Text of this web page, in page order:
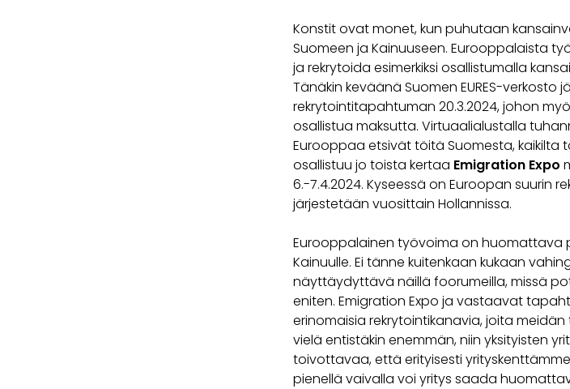
Konstit ovat monet, kun puhutaan
Suomeen ja Kainuuseen. Eurooppalaista
ja rekrytoida esimerkiksi osallistumalla
Tänäkin keväänä Suomen EURES-verkosto
rekrytointitapahtuman 20.3.2024, johon
osallistua maksutta. Virtuaalialustalla
Eurooppaa etsivät töitä Suomesta, kaikilta
osallistuu jo toista kertaa Emigration Expo
6.-7.4.2024. Kyseessä on Euroopan suurin
järjestetään vuosittain Hollannissa.
Eurooppalainen työvoima on huomattava
Kainuulle. Ei tänne kuitenkaan kukaan
näyttäydyttävä näillä foorumeilla, missä
eniten. Emigration Expo ja vastaavat
erinomaisia rekrytointikanavia, joita
vielä entistäkin enemmän, niin yksityisten
toivottavaa, että erityisesti
pienellä vaivalla voi yritys saada